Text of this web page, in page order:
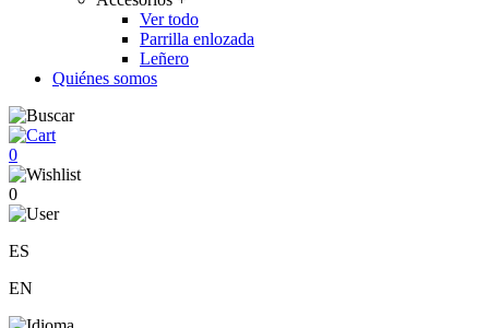
Ver todo
Parrilla enlozada
Leñero
Quiénes somos
0
0
ES
EN